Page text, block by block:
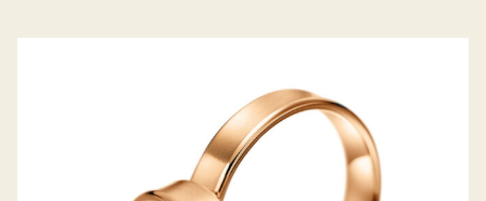
MEISTER TRAURINGE CLASSICS